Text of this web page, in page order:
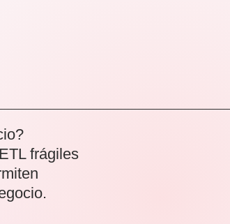
frágiles